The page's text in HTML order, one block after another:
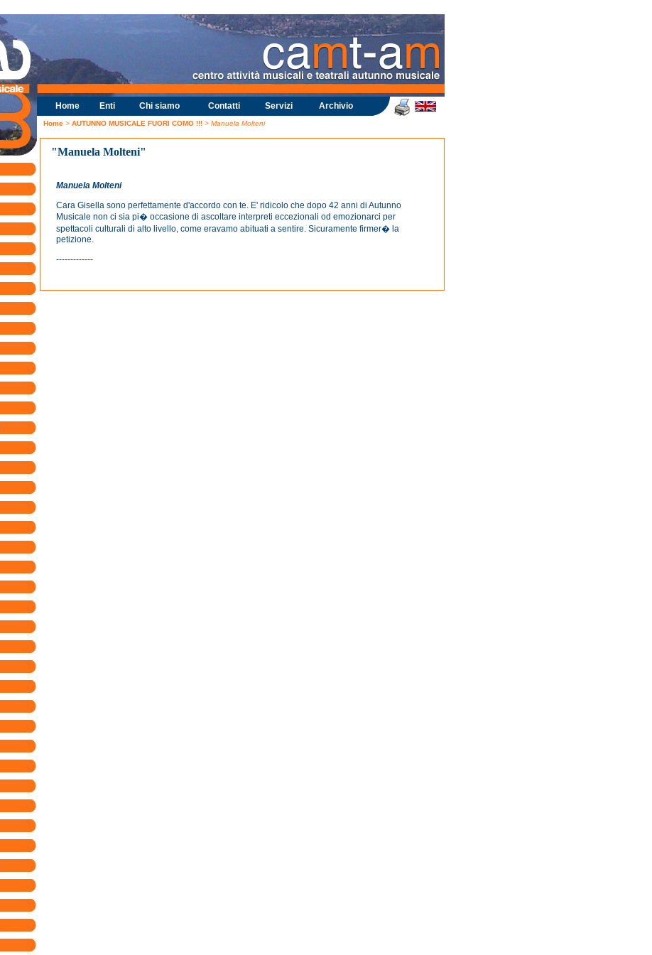
Home Enti Chi siamo Contatti Servizi Archivio
Home > AUTUNNO MUSICALE FUORI COMO !!! > Manuela Molteni
"Manuela Molteni"
Manuela Molteni
Cara Gisella sono perfettamente d'accordo con te. E' ridicolo che dopo 42 anni di Autunno
Musicale non ci sia pi� occasione di ascoltare interpreti eccezionali od emozionarci per
spettacoli culturali di alto livello, come eravamo abituati a sentire. Sicuramente firmer� la
petizione.
-------------